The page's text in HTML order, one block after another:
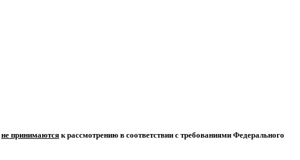
не принимаются к рассмотрению в соответствии с требованиями Федерального